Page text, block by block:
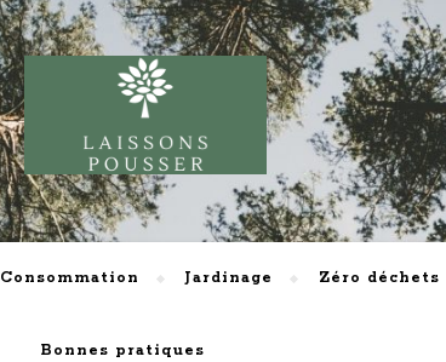
Consommation Jardinage Zéro déchets
Bonnes pratiques